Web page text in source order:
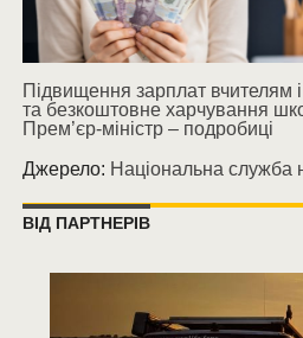
Підвищення зарплат вчителям
та безкоштовне харчування
Прем’єр-міністр – подробиці
Джерело: Національна служба
ВІД ПАРТНЕРІВ